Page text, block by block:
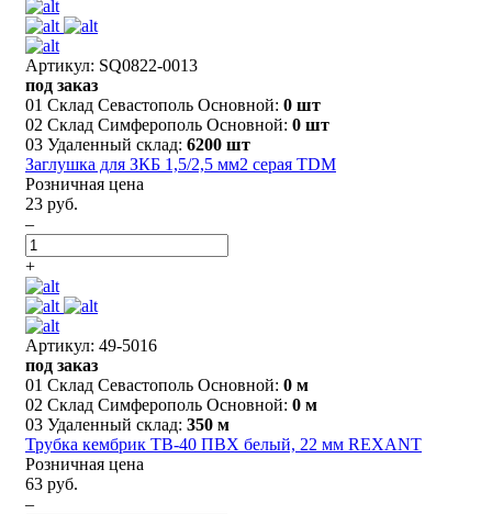
Артикул: SQ0822-0013
под заказ
01 Склад Севастополь Основной: 0 шт
02 Склад Симферополь Основной: 0 шт
03 Удаленный склад: 6200 шт
Заглушка для ЗКБ 1,5/2,5 мм2 серая TDM
Розничная цена
23 руб.
–
+
Артикул: 49-5016
под заказ
01 Склад Севастополь Основной: 0 м
02 Склад Симферополь Основной: 0 м
03 Удаленный склад: 350 м
Трубка кембрик ТВ-40 ПВХ белый, 22 мм REXANT
Розничная цена
63 руб.
–